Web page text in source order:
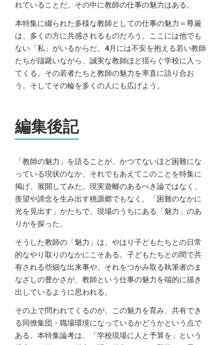
れていることだ。その中に教師の仕事の魅力はある。
本特集に綴られた多様な教師としての仕事の魅力＝尊厳
は、多くの方に共感されるものだろう。ここには他でも
ない「私」がいるからだ。4月には不安を抱える若い教師
たちが躊躇いながら、誠実な教師ほど揺らぐ学校に入っ
てくる。その若者たちと教師の魅力を率直に語り合お
う。そしてその輪を多くの人にも広げよう。
編集後記
「教師の魅力」を語ることが、かつてないほど困難にな
っている現状のなか、それでもあえてこのことを特集に
掲げ、展開してみた。現実遊離のあるべき論ではなく、
羨望や諦念を生み出す桃源郷でもなく、「困難のなかに
光を見出す」かたちで、現場のうちにある「魅力」のあ
りかを探った。
そうした教師の「魅力」は、やはり子どもたちとの日常
的なやり取りのなかにこそある。子どもたちとの間で共
有される些細な出来事や、それをつかみ取る執筆者のま
なざしの豊かさが、教師という仕事の魅力を端的に描き
出しているように思われる。
その上で問われてくるのが、この魅力を育み、共有でき
る同僚集団・職場環境になっているかどうかという点で
ある。本特集論考は、「学校現場に人と予算を」という